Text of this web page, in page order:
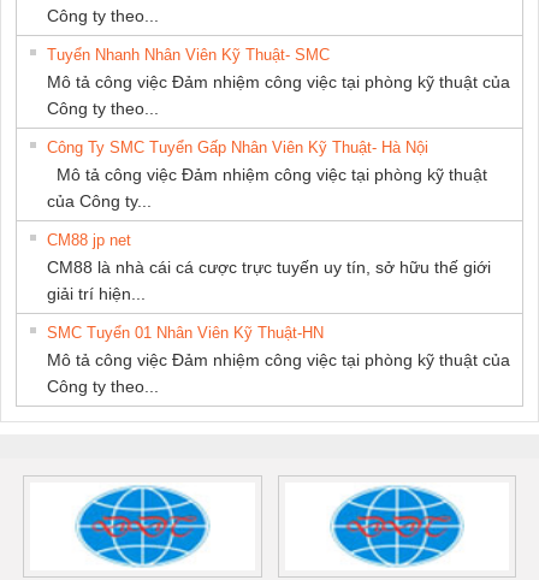
Công ty theo...
Tuyển Nhanh Nhân Viên Kỹ Thuật- SMC
Mô tả công việc Đảm nhiệm công việc tại phòng kỹ thuật của
Công ty theo...
Công Ty SMC Tuyển Gấp Nhân Viên Kỹ Thuật- Hà Nội
Mô tả công việc Đảm nhiệm công việc tại phòng kỹ thuật
của Công ty...
CM88 jp net
CM88 là nhà cái cá cược trực tuyến uy tín, sở hữu thế giới
giải trí hiện...
SMC Tuyển 01 Nhân Viên Kỹ Thuật-HN
Mô tả công việc Đảm nhiệm công việc tại phòng kỹ thuật của
Công ty theo...